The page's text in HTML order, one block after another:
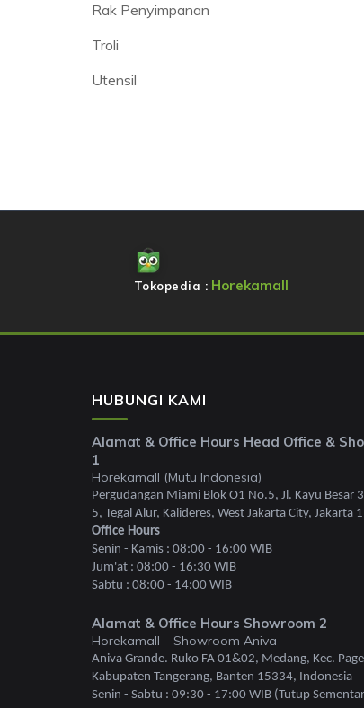
Rak Penyimpanan
Troli
Utensil
Tokopedia : Horekamall
HUBUNGI KAMI
Alamat & Office Hours Head Office &
1
Horekamall (Mutu Indonesia)
Pergudangan Miami Blok O1 No.5, Jl. Kayu Besar
5, Tegal Alur, Kalideres, West Jakarta City, Jakarta
Office Hours
Senin - Kamis : 08:00 - 16:00 WIB
Jum'at : 08:00 - 16:30 WIB
Sabtu : 08:00 - 14:00 WIB
Alamat & Office Hours Showroom 2
Horekamall – Showroom Aniva
Aniva Grande. Ruko FA 01&02, Medang, Kec.
Kabupaten Tangerang, Banten 15334, Indonesia
Senin - Sabtu : 09:30 - 17:00 WIB (Tutup